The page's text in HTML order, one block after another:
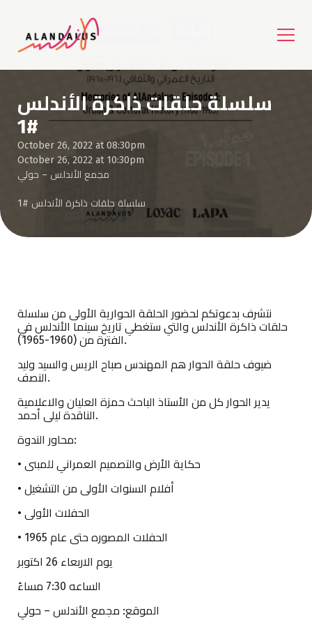
سلسلة حلقات ذاكرة الأندلس
#1
October 26, 2022 at 08:30pm
October 26, 2022 at 10:30pm
مجمع الأندلس – حولي
سلسلة حلقات ذاكرة الأندلس #1
نتشرف بدعوتكم لحضور الحلقة الحوارية الأولى من سلسلة
حلقات ذاكرة الأندلس والتي ستغطي تاريخ سينما الأندلس في
الفترة من (1960-1965).
ضيوف حلقة الحوار هم المهندس صباح الريس والسيد وليد
النصف.
يدير الحوار كل من الأستاذ الباحث حمزة العليان والاعلامية
الناقدة ليلى أحمد.
محاور الندوة:
• حكاية الأرض والتصميم العمراني للمبنى
• أفلام السنوات الأولى من التشغيل
• الحفلات الأولى
• الحفلات المصوره حتى عام 1965
يوم الاربعاء 26 اكتوبر
الساعه 7:30 مساءً
الموقع: مجمع الأندلس – حولي